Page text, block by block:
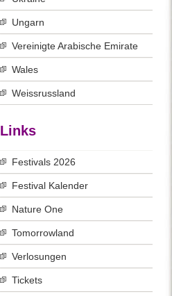
Ungarn
Vereinigte Arabische Emirate
Wales
Weissrussland
Links
Festivals 2026
Festival Kalender
Nature One
Tomorrowland
Verlosungen
Tickets